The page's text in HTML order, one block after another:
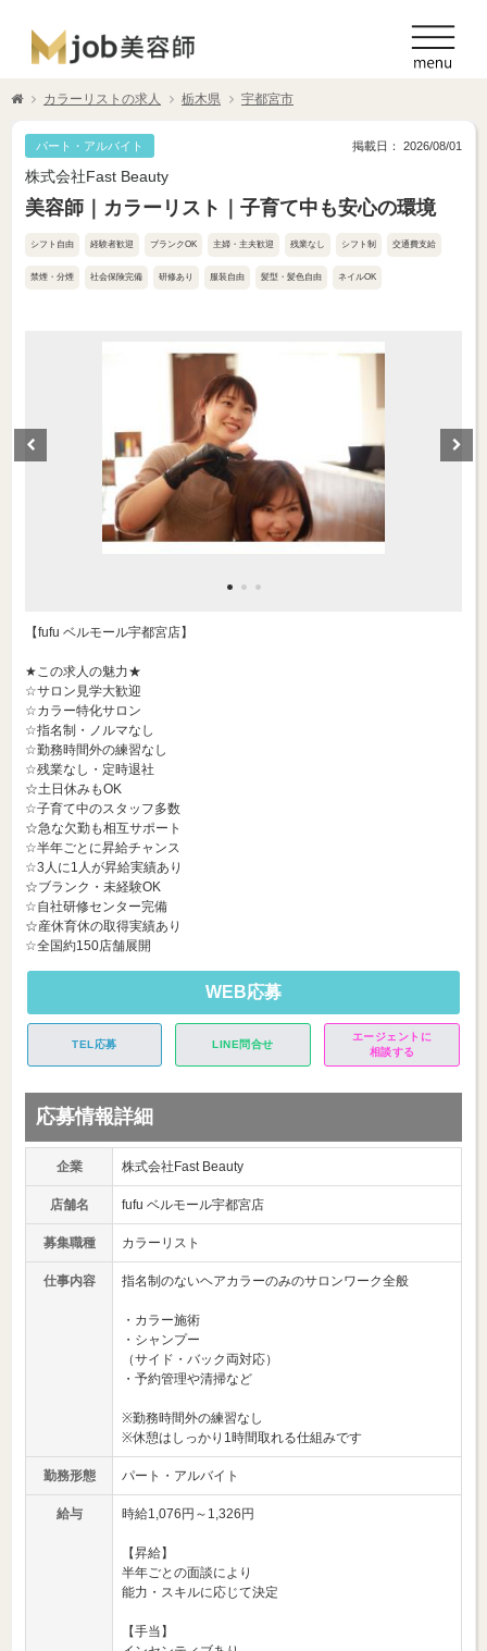
カラーリストの求人 栃木県 宇都宮市
パート・アルバイト 掲載日： 2026/08/01
株式会社Fast Beauty
美容師｜カラーリスト｜子育て中も安心の環境
シフト自由 経験者歓迎 ブランクOK 主婦・主夫歓迎 残業なし シフト制 交通費支給
禁煙・分煙 社会保険完備 研修あり 服装自由 髪型・髪色自由 ネイルOK
【fufu ベルモール宇都宮店】
★この求人の魅力★
☆サロン見学大歓迎
☆カラー特化サロン
☆指名制・ノルマなし
☆勤務時間外の練習なし
☆残業なし・定時退社
☆土日休みもOK
☆子育て中のスタッフ多数
☆急な欠勤も相互サポート
☆半年ごとに昇給チャンス
☆3人に1人が昇給実績あり
☆ブランク・未経験OK
☆自社研修センター完備
☆産休育休の取得実績あり
☆全国約150店舗展開
WEB応募
TEL応募 LINE問合せ
エージェントに
相談する
応募情報詳細
企業 株式会社Fast Beauty
店舗名 fufu ベルモール宇都宮店
募集職種 カラーリスト
仕事内容 指名制のないヘアカラーのみのサロンワーク全般
・カラー施術
・シャンプー
（サイド・バック両対応）
・予約管理や清掃など
※勤務時間外の練習なし
※休憩はしっかり1時間取れる仕組みです
勤務形態 パート・アルバイト
給与 時給1,076円～1,326円
【昇給】
半年ごとの面談により
能力・スキルに応じて決定
【手当】